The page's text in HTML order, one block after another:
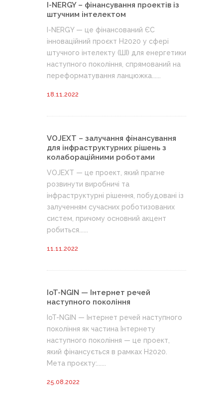
I-NERGY – фінансування проектів із
штучним інтелектом
I-NERGY — це фінансований ЄС
інноваційний проєкт H2020 у сфері
штучного інтелекту (ШІ) для енергетики
наступного покоління, спрямований на
переформатування ланцюжка......
18.11.2022
VOJEXT – залучання фінансування
для інфраструктурних рішень з
колабораційними роботами
VOJEXT — це проект, який прагне
розвинути виробничі та
інфраструктурні рішення, побудовані із
залученням сучасних роботизованих
систем, причому основний акцент
робиться......
11.11.2022
IoT-NGIN — Інтернет речей
наступного покоління
IoT-NGIN — Інтернет речей наступного
покоління як частина Інтернету
наступного покоління — це проект,
який фінансується в рамках H2020.
Мета проєкту:......
25.08.2022